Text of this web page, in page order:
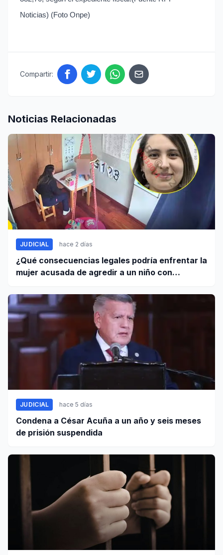
Noticias) (Foto Onpe)
Compartir:
Noticias Relacionadas
JUDICIAL hace 2 días
¿Qué consecuencias legales podría enfrentar la
mujer acusada de agredir a un niño con
JUDICIAL hace 5 días
Condena a César Acuña a un año y seis meses
de prisión suspendida